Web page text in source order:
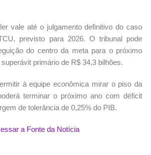
vale até o julgamento definitivo do caso
previsto para 2026. O tribunal pode
do centro da meta para o próximo
primário de R$ 34,3 bilhões.
à equipe econômica mirar o piso da
terminar o próximo ano com déficit
de tolerância de 0,25% do PIB.
a Fonte da Notícia